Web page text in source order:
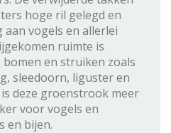
hoge ril gelegd en
vogels en allerlei
ruimte is
en struiken zoals
sleedoorn, liguster en
deze groenstrook meer
voor vogels en
en bijen.